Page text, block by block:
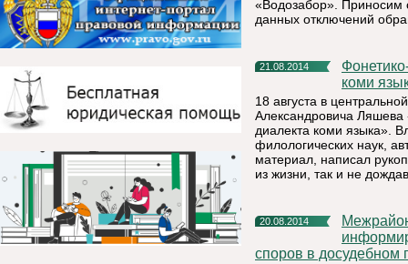
«Водозабор». Приносим
данных отключений
21.08.2014
Фонетико-морфологические особенности вымского диалекта
коми
18 августа в
Александровича Ляшева
диалекта коми языка».
филологических наук,
материал, написал
из жизни, так и не
20.08.2014
Межрайонная ИФНС России № 5 по Республике Коми
споров в досудебном